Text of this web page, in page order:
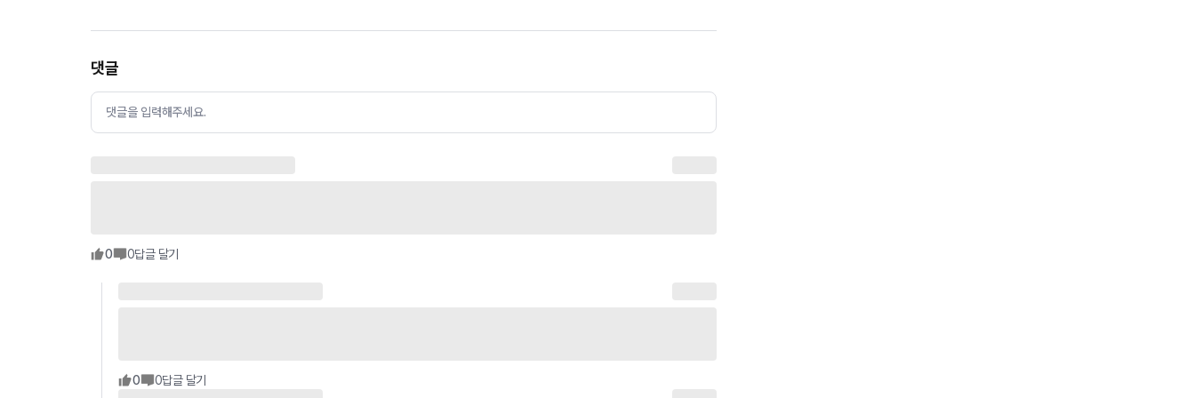
댓글
댓글을 입력해주세요.
0 0답글 달기
0 0답글 달기